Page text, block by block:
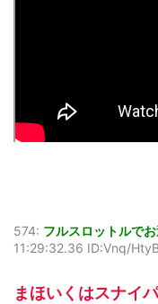
574: フルスロットルで
11:29:32.36 ID:Vnq/
まほいくはスナイ